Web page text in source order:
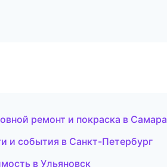
ремонт и покраска в Самара
и события в Санкт-Петербург
в Ульяновск